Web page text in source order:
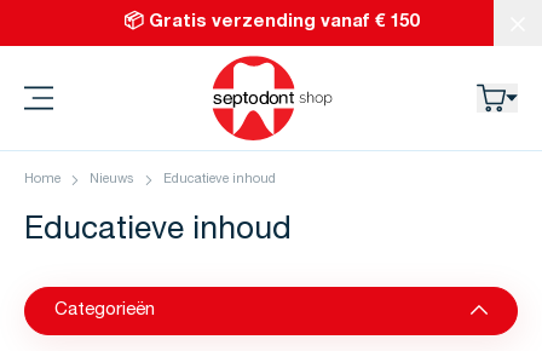
Ga naar de inhoud📦 Gratis verzending vanaf € 150
Septodont
Home Nieuws Educatieve inhoud
Educatieve inhoud
Categorieën